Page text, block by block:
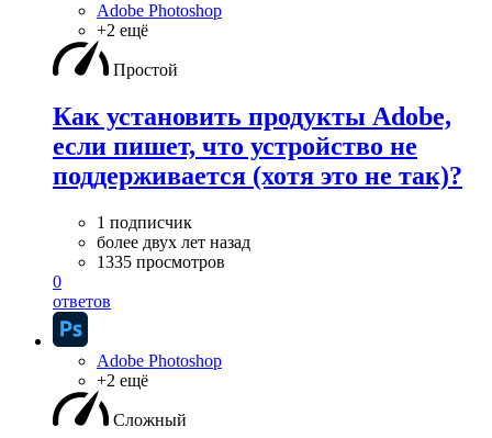
Adobe Photoshop
+2 ещё
Простой
Как установить продукты Adobe,
если пишет, что устройство не
поддерживается (хотя это не так)?
1 подписчик
более двух лет назад
1335 просмотров
0
ответов
Adobe Photoshop
+2 ещё
Сложный